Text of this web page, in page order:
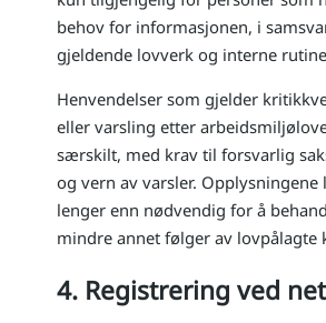
behov for informasjonen, i
gjeldende lovverk og interne
Henvendelser som gjelder
eller varsling etter
særskilt, med krav til forsvarlig
og vern av varsler. Opplysningene
lenger enn nødvendig for å
mindre annet følger av lovpålagte
4. Registrering ved